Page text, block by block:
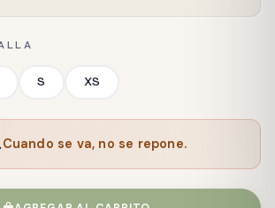
S XS
Cuando se va, no se repone.